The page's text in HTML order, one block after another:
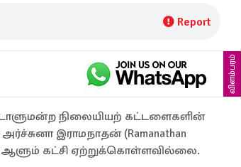
Report
விளம்பரம்
நிலையியற் கட்டளைகளின்
இராமநாதன் (Ramanathan
ஆளும் கட்சி ஏற்றுக்கொள்ளவில்லை.